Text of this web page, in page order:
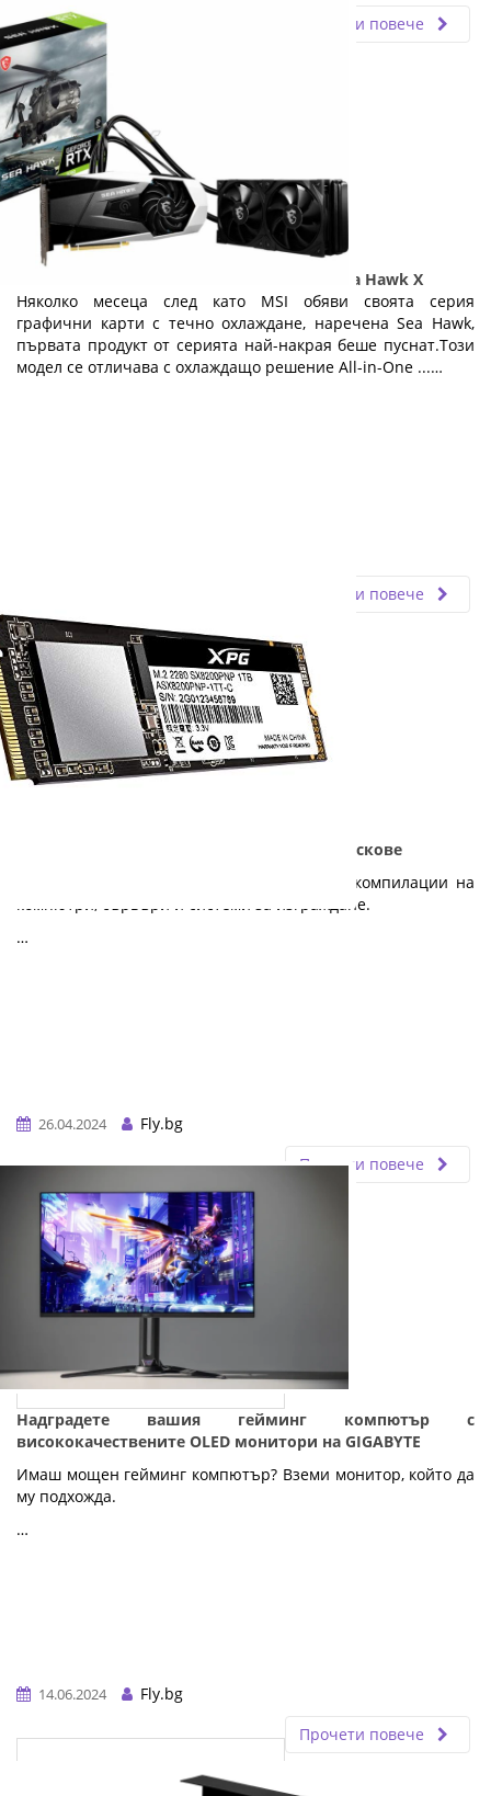
Прочети повече
MSI официално пусна GeForce RTX 3080 Sea Hawk X
Няколко месеца след като MSI обяви своята серия
графични карти с течно охлаждане, наречена Sea Hawk,
първата продукт от серията най-накрая беше пуснат.Този
модел се отличава с охлаждащо решение All-in-One ...…
Прочети повече
5-те предимства на SSD пред твърдите дискове
SSD дисковете са отличен избор за нови компилации на
компютри, сървъри и системи за изграждане.
…
26.04.2024
Fly.bg
Прочети повече
Надградете вашия гейминг компютър с
висококачествените OLED монитори на GIGABYTE
Имаш мощен гейминг компютър? Вземи монитор, който да
му подхожда.
…
14.06.2024
Fly.bg
Прочети повече